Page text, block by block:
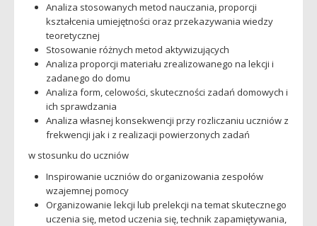
Analiza stosowanych metod nauczania, proporcji
kształcenia umiejętności oraz przekazywania wiedzy
teoretycznej
Stosowanie różnych metod aktywizujących
Analiza proporcji materiału zrealizowanego na lekcji i
zadanego do domu
Analiza form, celowości, skuteczności zadań domowych i
ich sprawdzania
Analiza własnej konsekwencji przy rozliczaniu uczniów z
frekwencji jak i z realizacji powierzonych zadań
w stosunku do uczniów
Inspirowanie uczniów do organizowania zespołów
wzajemnej pomocy
Organizowanie lekcji lub prelekcji na temat skutecznego
uczenia się, metod uczenia się, technik zapamiętywania,